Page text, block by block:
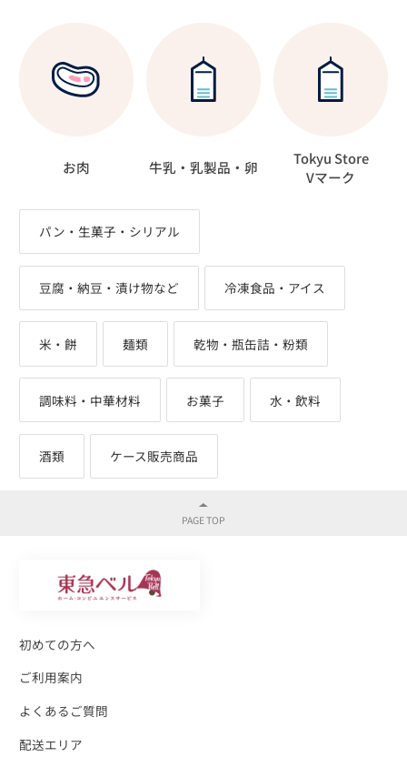
お肉 牛乳・乳製品・卵
Tokyu Store
Vマーク
パン・生菓子・シリアル
豆腐・納豆・漬け物など 冷凍食品・アイス
米・餅 麺類 乾物・瓶缶詰・粉類
調味料・中華材料 お菓子 水・飲料
酒類 ケース販売商品
初めての方へ
ご利用案内
よくあるご質問
配送エリア